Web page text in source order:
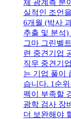
체 광계측 분
실적인 조언
6개월 (박사
추출 및 분석)
그마 그린벨
련 중견기업
직무 중견기
는 기업 풀이
습니다. 1순
펙이 부족할
광학 검사 장
더 보완해야